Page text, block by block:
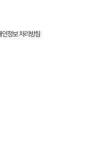
인정보 처리방침